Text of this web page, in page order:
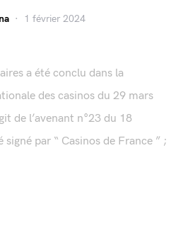
1 février 2024
a été conclu dans la
des casinos du 29 mars
de l’avenant n°23 du 18
par “ Casinos de France ” ;